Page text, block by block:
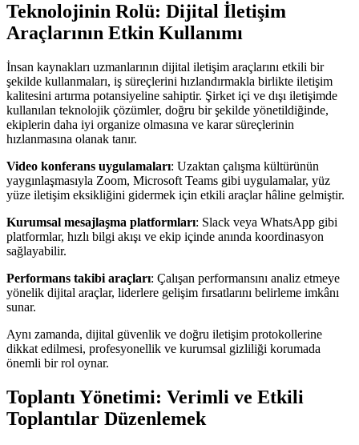
Teknolojinin Rolü: Dijital İletişim
Araçlarının Etkin Kullanımı
İnsan kaynakları uzmanlarının dijital iletişim araçlarını etkili bir
şekilde kullanmaları, iş süreçlerini hızlandırmakla birlikte iletişim
kalitesini artırma potansiyeline sahiptir. Şirket içi ve dışı iletişimde
kullanılan teknolojik çözümler, doğru bir şekilde yönetildiğinde,
ekiplerin daha iyi organize olmasına ve karar süreçlerinin
hızlanmasına olanak tanır.
Video konferans uygulamaları: Uzaktan çalışma kültürünün
yaygınlaşmasıyla Zoom, Microsoft Teams gibi uygulamalar, yüz
yüze iletişim eksikliğini gidermek için etkili araçlar hâline gelmiştir.
Kurumsal mesajlaşma platformları: Slack veya WhatsApp gibi
platformlar, hızlı bilgi akışı ve ekip içinde anında koordinasyon
sağlayabilir.
Performans takibi araçları: Çalışan performansını analiz etmeye
yönelik dijital araçlar, liderlere gelişim fırsatlarını belirleme imkânı
sunar.
Aynı zamanda, dijital güvenlik ve doğru iletişim protokollerine
dikkat edilmesi, profesyonellik ve kurumsal gizliliği korumada
önemli bir rol oynar.
Toplantı Yönetimi: Verimli ve Etkili
Toplantılar Düzenlemek